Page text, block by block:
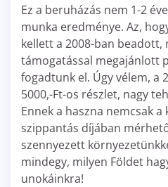
Ez a beruházás nem 1-2
munka eredménye. Az,
kellett a 2008-ban beadott,
támogatással megajánlott
fogadtunk el. Úgy vélem, a
5000,-Ft-os részlet, nagy
Ennek a haszna nemcsak
szippantás díjában
szennyezett
mindegy, milyen Földet
unokáinkra!